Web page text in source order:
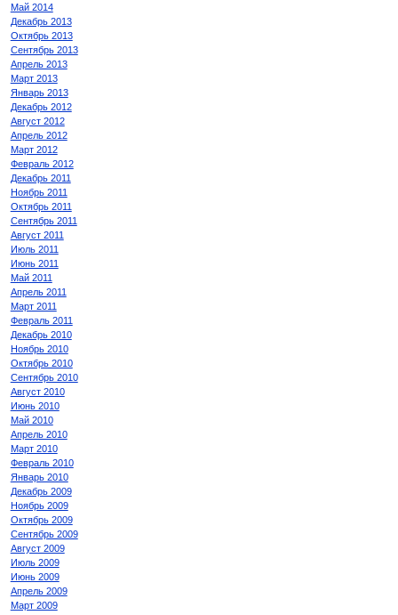
Май 2014
Декабрь 2013
Октябрь 2013
Сентябрь 2013
Апрель 2013
Март 2013
Январь 2013
Декабрь 2012
Август 2012
Апрель 2012
Март 2012
Февраль 2012
Декабрь 2011
Ноябрь 2011
Октябрь 2011
Сентябрь 2011
Август 2011
Июль 2011
Июнь 2011
Май 2011
Апрель 2011
Март 2011
Февраль 2011
Декабрь 2010
Ноябрь 2010
Октябрь 2010
Сентябрь 2010
Август 2010
Июнь 2010
Май 2010
Апрель 2010
Март 2010
Февраль 2010
Январь 2010
Декабрь 2009
Ноябрь 2009
Октябрь 2009
Сентябрь 2009
Август 2009
Июль 2009
Июнь 2009
Апрель 2009
Март 2009